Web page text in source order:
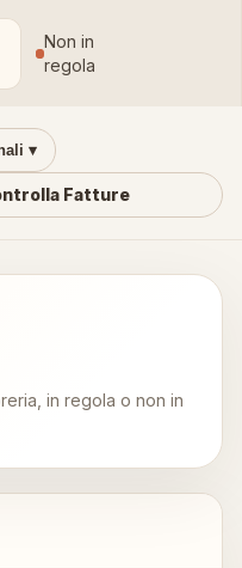
Non in
regola
▾
Fatture
in regola o non in